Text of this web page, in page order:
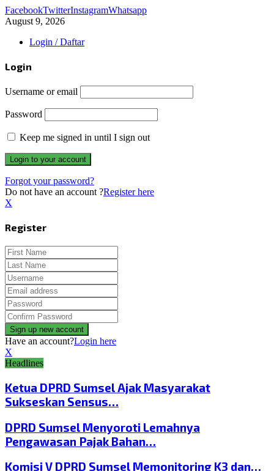
FacebookTwitterInstagramWhatsapp
August 9, 2026
Login / Daftar
Login
Username or email
Password
Keep me signed in until I sign out
Forgot your password?
Do not have an account ?Register here
X
Register
Have an account?Login here
X
Headlines
Ketua DPRD Sumsel Ajak Masyarakat
Sukseskan Sensus…
DPRD Sumsel Menyoroti Lemahnya
Pengawasan Pajak Bahan…
Komisi V DPRD Sumsel Memonitoring K3 dan…